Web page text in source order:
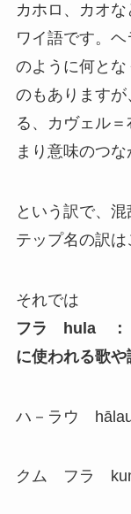
カホロ、カオ
ワイ語です。ヘ
のように何と
のもあります
る、カヴェル
まり意味のつな
という訳で、
テップ名の訳は
それでは
フラ hula ：
に使われる歌
ハ－ラウ
クム フラ